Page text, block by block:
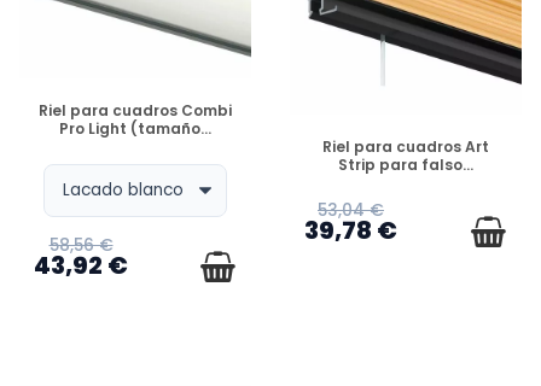
DISPONIBLE
Riel para cuadros Combi
Pro Light (tamaño...
58,56 €
43,92 €
DISPONIBLE
Riel para cuadros Art
Strip para falso...
53,04 €
39,78 €